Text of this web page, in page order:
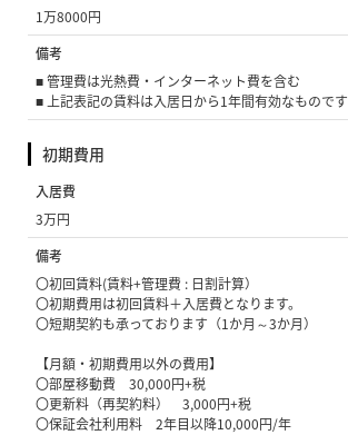
1万8000円
備考
■ 管理費は光熱費・インターネット費を含む
■ 上記表記の賃料は入居日から1年間有効なものです
初期費用
入居費
3万円
備考
〇初回賃料(賃料+管理費 : 日割計算）
〇初期費用は初回賃料＋入居費となります。
〇短期契約も承っております（1か月～3か月）
【月額・初期費用以外の費用】
〇部屋移動費 30,000円+税
〇更新料（再契約料） 3,000円+税
〇保証会社利用料 2年目以降10,000円/年